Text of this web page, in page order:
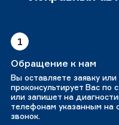
1
Обращение к нам
Вы оставляете заявку
проконсультирует Вас по
или запишет на
телефонам указанным на
звонок.